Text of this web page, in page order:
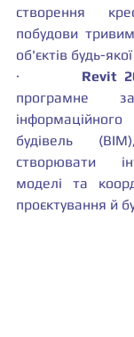
створення
побудови
об'єктів будь-
· Revit
програмне
будівель
створювати
моделі та
проєктування й